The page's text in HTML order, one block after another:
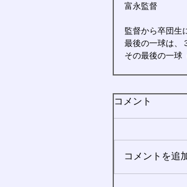
富永監督
監督から卒団生
最後の一球は、
その最後の一球
コメント
コメントを追